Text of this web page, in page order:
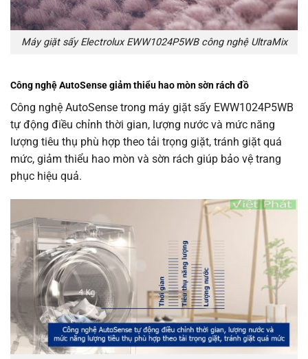
Máy giặt sấy Electrolux EWW1024P5WB công nghệ UltraMix
Công nghệ AutoSense giảm thiểu hao mòn sờn rách đồ
Công nghệ AutoSense trong máy giặt sấy EWW1024P5WB
tự động điều chỉnh thời gian, lượng nước và mức năng
lượng tiêu thụ phù hợp theo tải trọng giặt, tránh giặt quá
mức, giảm thiểu hao mòn và sờn rách giúp bảo vệ trang
phục hiệu quả.